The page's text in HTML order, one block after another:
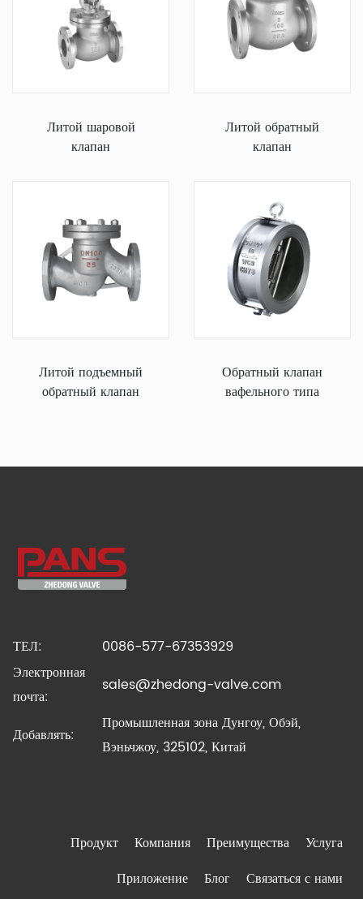
Литой шаровой
клапан
Литой обратный
клапан
Литой подъемный
обратный клапан
Обратный клапан
вафельного типа
ТЕЛ:
0086-577-67353929
Электронная
почта:
sales@zhedong-valve.com
Добавлять:
Промышленная зона Дунгоу, Обэй,
Вэньчжоу, 325102, Китай
Продукт Компания Преимущества
Услуга
Приложение
Блог Связаться с нами